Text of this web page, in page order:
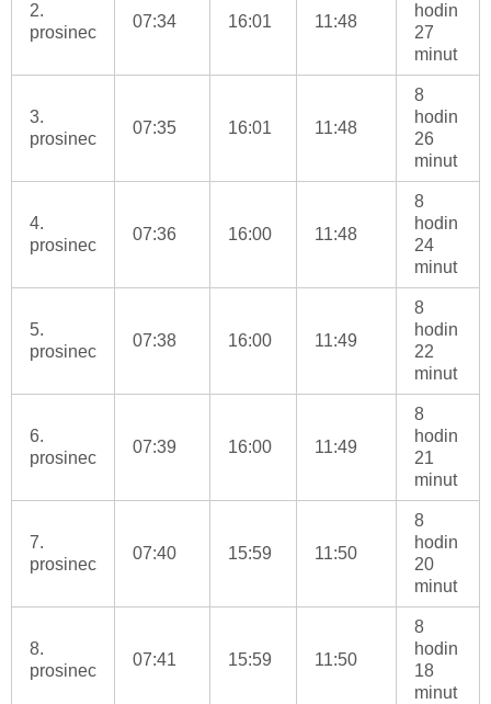
2.
prosinec
07:34 16:01 11:48
hodin
27
minut
3.
prosinec
07:35 16:01 11:48
8
hodin
26
minut
4.
prosinec
07:36 16:00 11:48
8
hodin
24
minut
5.
prosinec
07:38 16:00 11:49
8
hodin
22
minut
6.
prosinec
07:39 16:00 11:49
8
hodin
21
minut
7.
prosinec
07:40 15:59 11:50
8
hodin
20
minut
8.
prosinec
07:41 15:59 11:50
8
hodin
18
minut